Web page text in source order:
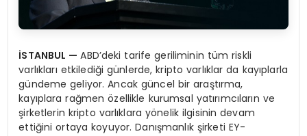
İSTANBUL —ABD’deki tarife geriliminin tüm riskli
varlıkları etkilediği günlerde, kripto varlıklar da kayıplarla
gündeme geliyor. Ancak güncel bir araştırma,
kayıplara rağmen özellikle kurumsal yatırımcıların ve
şirketlerin kripto varlıklara yönelik ilgisinin devam
ettiğini ortaya koyuyor. Danışmanlık şirketi EY-